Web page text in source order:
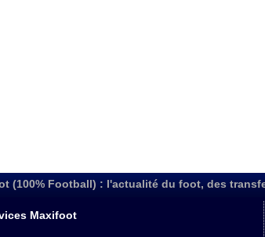
(100% Football) : l'actualité du foot, des
Maxifoot